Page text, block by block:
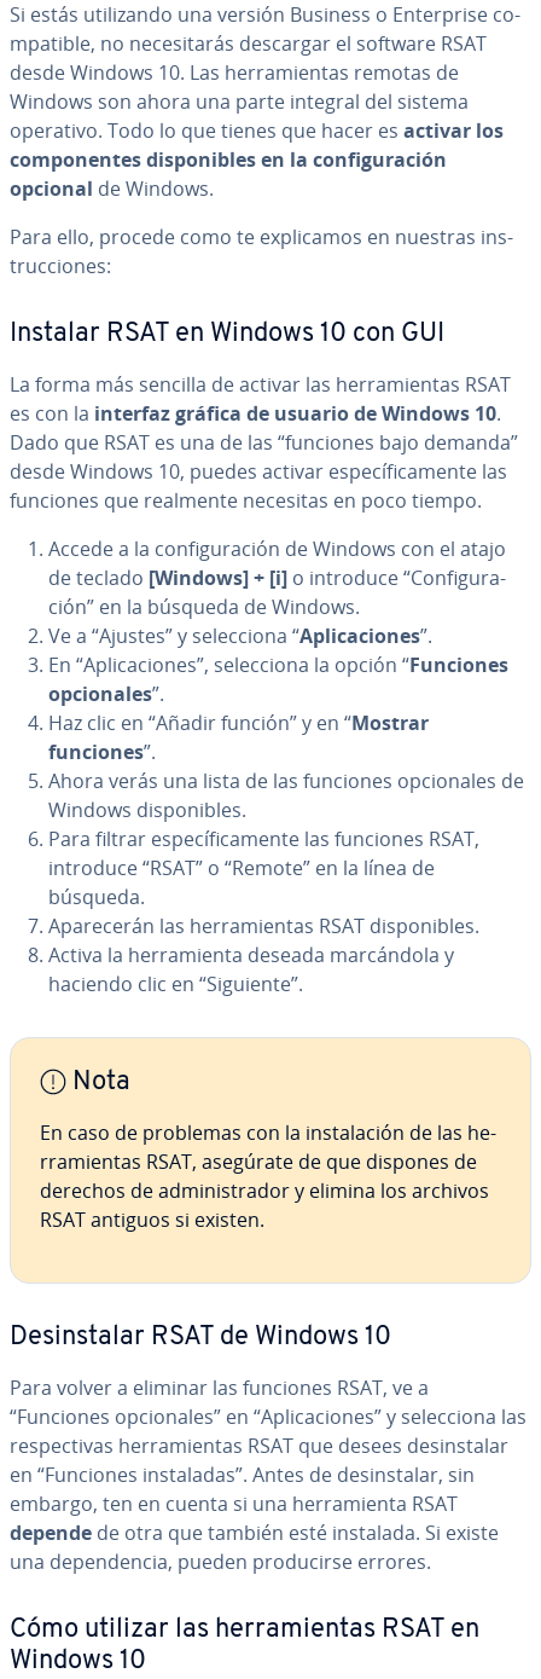
Si estás uti­li­za­n­do una versión Business o En­te­r­pri­se co­
m­pa­ti­ble, no ne­ce­si­ta­rás descargar el software RSAT
desde Windows 10. Las he­rra­mie­n­tas remotas de
Windows son ahora una parte integral del sistema
operativo. Todo lo que tienes que hacer es activar los
co­m­po­ne­n­tes di­s­po­ni­bles en la co­n­fi­gu­ra­ción
opcional de Windows.
Para ello, procede como te ex­pli­ca­mos en nuestras in­s­
tru­c­cio­nes:
Instalar RSAT en Windows 10 con GUI
La forma más sencilla de activar las he­rra­mie­n­tas RSAT
es con la interfaz gráfica de usuario de Windows 10.
Dado que RSAT es una de las “funciones bajo demanda”
desde Windows 10, puedes activar es­pe­cí­fi­ca­me­n­te las
funciones que realmente necesitas en poco tiempo.
Accede a la co­n­fi­gu­ra­ción de Windows con el atajo
de teclado [Windows] + [i] o introduce “Co­n­fi­gu­ra­
ción” en la búsqueda de Windows.
Ve a “Ajustes” y se­le­c­cio­na “Apli­ca­cio­nes”.
En “Apli­ca­cio­nes”, se­le­c­cio­na la opción “Funciones
op­cio­na­les”.
Haz clic en “Añadir función” y en “Mostrar
funciones”.
Ahora verás una lista de las funciones op­cio­na­les de
Windows di­s­po­ni­bles.
Para filtrar es­pe­cí­fi­ca­me­n­te las funciones RSAT,
introduce “RSAT” o “Remote” en la línea de
búsqueda.
Apa­re­ce­rán las he­rra­mie­n­tas RSAT di­s­po­ni­bles.
Activa la he­rra­mie­n­ta deseada ma­r­cá­n­do­la y
haciendo clic en “Siguiente”.
Nota
En caso de problemas con la in­s­ta­la­ción de las he­
rra­mie­n­tas RSAT, asegúrate de que dispones de
derechos de ad­mi­ni­s­tra­dor y elimina los archivos
RSAT antiguos si existen.
Des­in­s­ta­lar RSAT de Windows 10
Para volver a eliminar las funciones RSAT, ve a
“Funciones op­cio­na­les” en “Apli­ca­cio­nes” y se­le­c­cio­na las
re­s­pe­c­ti­vas he­rra­mie­n­tas RSAT que desees des­in­s­ta­lar
en “Funciones in­s­ta­la­das”. Antes de des­in­s­ta­lar, sin
embargo, ten en cuenta si una he­rra­mie­n­ta RSAT
depende de otra que también esté instalada. Si existe
una de­pe­n­de­n­cia, pueden pro­du­ci­r­se errores.
Cómo utilizar las he­rra­mie­n­tas RSAT en
Windows 10